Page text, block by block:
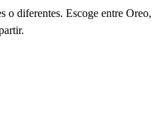
o diferentes. Escoge entre Oreo,